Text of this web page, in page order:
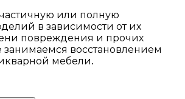
или полную
в зависимости от их
повреждения и прочих
занимаемся восстановлением
мебели.